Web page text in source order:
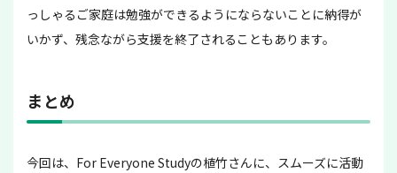
っしゃるご家庭は勉強ができるようにならないことに納得が
いかず、残念ながら支援を終了されることもあります。
まとめ
今回は、For Everyone Studyの植竹さんに、スムーズに活動